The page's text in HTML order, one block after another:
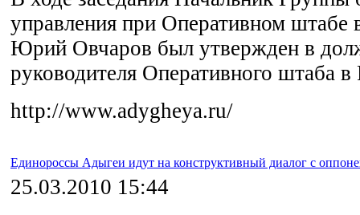
управления при Оперативном штабе
Юрий Овчаров был утвержден в
руководителя Оперативного штаба
http://www.adygheya.ru/
Единороссы Адыгеи идут на конструктивный диалог с
25.03.2010 15:44